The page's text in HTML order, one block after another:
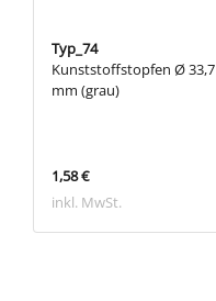
Typ_74
Kunststoffstopfen Ø 33,7
mm (grau)
1,58 €
inkl. MwSt.